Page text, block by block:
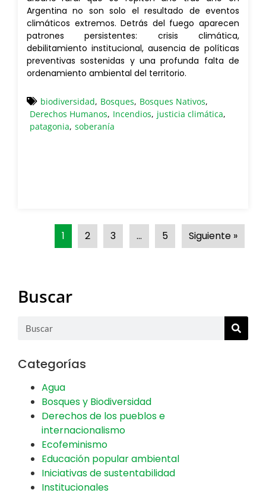
Argentina no son solo el resultado de eventos
climáticos extremos. Detrás del fuego aparecen
patrones persistentes: crisis climática,
debilitamiento institucional, ausencia de políticas
preventivas sostenidas y una profunda falta de
ordenamiento ambiental del territorio.
biodiversidad, Bosques, Bosques Nativos,
Derechos Humanos, Incendios, justicia climática,
patagonia, soberanía
1 2 3 … 5 Siguiente »
Buscar
Categorías
Agua
Bosques y Biodiversidad
Derechos de los pueblos e
internacionalismo
Ecofeminismo
Educación popular ambiental
Iniciativas de sustentabilidad
Institucionales